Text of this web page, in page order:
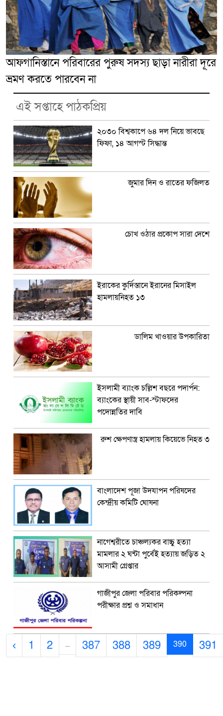
আফগানিস্তানে পরিবারের পুরুষ সদস্য ছাড়া নারীরা দূরে
ভ্রমণ করতে পারবেন না
এই সপ্তাহে পাঠকপ্রিয়
২০৩০ বিশ্বকাপে ৬৪ দল নিয়ে ভাবছে
ফিফা, ১৪ আগস্ট সিদ্ধান্ত
জুমার দিন ও রাতের ফজিলত
চোখ ওঠার প্রকোপ সারা দেশে
ইরাকের কুর্দিস্তানে ইরানের মিসাইল
হামলায়নিহত ১৩
ডালিম খাওয়ার উপকারিতা
ইসলামী ব্যাংক চল্লিশ বছরে পদার্পন:
ব্যাংকের স্থায়ী সাব-স্টাফদের
পদোন্নতির দাবি
রুশ ক্ষেপণাস্ত্র হামলায় কিয়েভে নিহত ৩
বাংলাদেশ পূজা উদযাপন পরিষদের
কেন্দ্রীয় কমিটি ঘোষনা
নাগেশ্বরীতে চাঞ্চল্যকর বাচ্চু হত্যা
মামলার ২ ঘন্টা পুর্বেই হত্যায় জড়িত ২
আসামী গ্রেপ্তার
গাজীপুর জেলা পরিবার পরিকল্পনা
পরীক্ষার প্রশ্ন ও সমাধান
‹ 1 2 ... 387 388 389 390 391